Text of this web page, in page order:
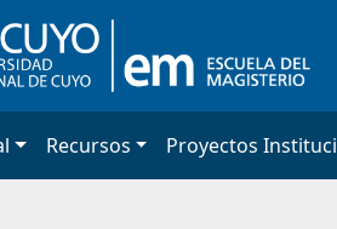
Recursos Proyectos